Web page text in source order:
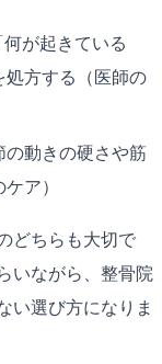
が起きている
処方する（医師の
動きの硬さや筋
ア）
どちらも大切で
いながら、整骨院
い選び方になりま